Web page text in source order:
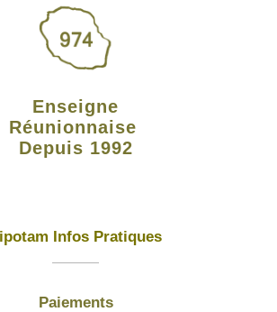
Enseigne
Réunionnaise
Depuis 1992
Infos Pratiques
Paiements